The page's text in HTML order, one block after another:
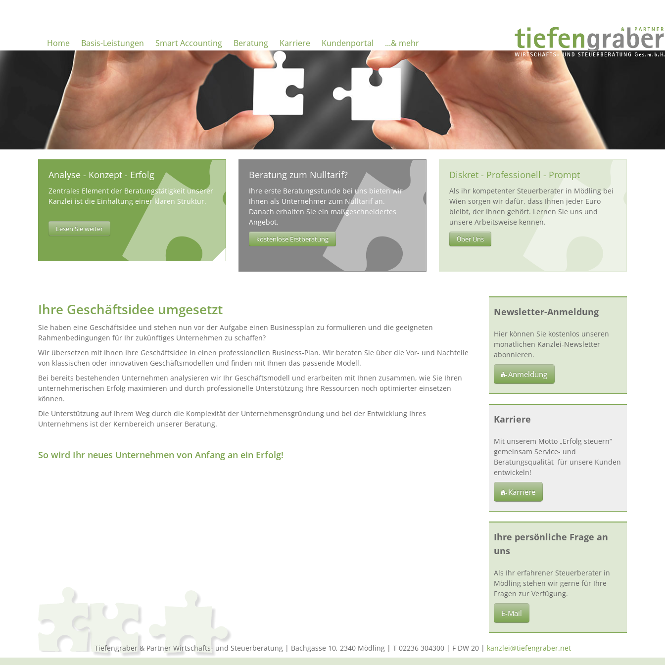
Home Basis-Leistungen Smart Accounting Beratung Karriere Kundenportal ...& mehr
Analyse - Konzept - Erfolg
Zentrales Element der Beratungstätigkeit unserer
Kanzlei ist die Einhaltung einer klaren Struktur.
Lesen Sie weiter
Beratung zum Nulltarif?
Ihre erste Beratungsstunde bei uns bieten wir
Ihnen als Unternehmer zum Nulltarif an.
Danach erhalten Sie ein maßgeschneidertes
Angebot.
kostenlose Erstberatung
Diskret - Professionell - Prompt
Als ihr kompetenter Steuerberater in Mödling bei
Wien sorgen wir dafür, dass Ihnen jeder Euro
bleibt, der Ihnen gehört. Lernen Sie uns und
unsere Arbeitsweise kennen.
Über Uns
Ihre Geschäftsidee umgesetzt
Sie haben eine Geschäftsidee und stehen nun vor der Aufgabe einen Businessplan zu formulieren und die geeigneten
Rahmenbedingungen für Ihr zukünftiges Unternehmen zu schaffen?
Wir übersetzen mit Ihnen Ihre Geschäftsidee in einen professionellen Business-Plan. Wir beraten Sie über die Vor- und Nachteile
von klassischen oder innovativen Geschäftsmodellen und finden mit Ihnen das passende Modell.
Bei bereits bestehenden Unternehmen analysieren wir Ihr Geschäftsmodell und erarbeiten mit Ihnen zusammen, wie Sie Ihren
unternehmerischen Erfolg maximieren und durch professionelle Unterstützung Ihre Ressourcen noch optimierter einsetzen
können.
Die Unterstützung auf Ihrem Weg durch die Komplexität der Unternehmensgründung und bei der Entwicklung Ihres
Unternehmens ist der Kernbereich unserer Beratung.
So wird Ihr neues Unternehmen von Anfang an ein Erfolg!
Newsletter-Anmeldung
Hier können Sie kostenlos unseren
monatlichen Kanzlei-Newsletter
abonnieren.
Anmeldung
Karriere
Mit unserem Motto „Erfolg steuern“
gemeinsam Service- und
Beratungsqualität für unsere Kunden
entwickeln!
Karriere
Ihre persönliche Frage an
uns
Als Ihr erfahrener Steuerberater in
Mödling stehen wir gerne für Ihre
Fragen zur Verfügung.
E-Mail
Tiefengraber & Partner Wirtschafts- und Steuerberatung | Bachgasse 10, 2340 Mödling | T 02236 304300 | F DW 20 | kanzlei@tiefengraber.net